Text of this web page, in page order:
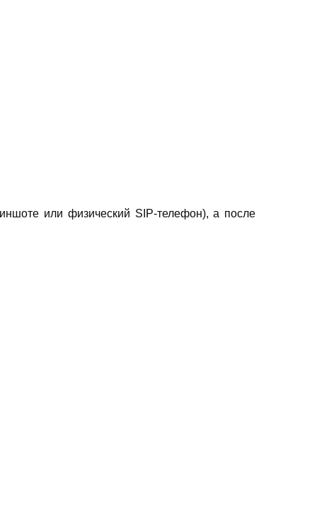
или физический SIP-телефон), а после